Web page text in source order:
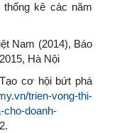
kê các năm
Nam (2014), Báo
Hà Nội
cơ hội bứt phá
trien-vong-thi-
cho-doanh-